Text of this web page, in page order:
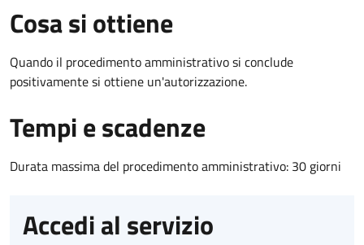
Cosa si ottiene
Quando il procedimento amministrativo si conclude
positivamente si ottiene un'autorizzazione.
Tempi e scadenze
Durata massima del procedimento amministrativo: 30 giorni
Accedi al servizio